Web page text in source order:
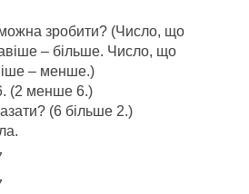
зробити? (Число, що
– більше. Число, що
– менше.)
(2 менше 6.)
(6 більше 2.)